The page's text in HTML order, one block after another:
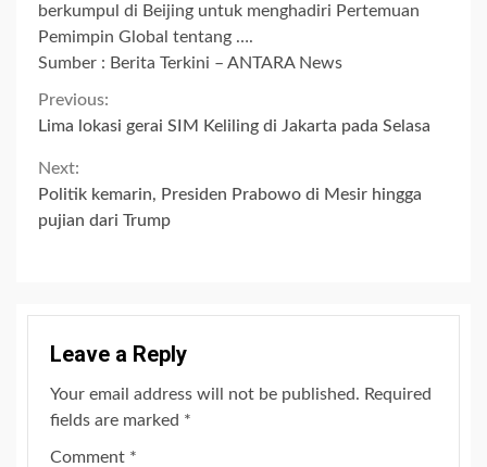
berkumpul di Beijing untuk menghadiri Pertemuan
Pemimpin Global tentang ….
Sumber : Berita Terkini – ANTARA News
Continue
Reading
Previous:
Lima lokasi gerai SIM Keliling di Jakarta pada Selasa
Next:
Politik kemarin, Presiden Prabowo di Mesir hingga
pujian dari Trump
Leave a Reply
Your email address will not be published. Required
fields are marked *
Comment *